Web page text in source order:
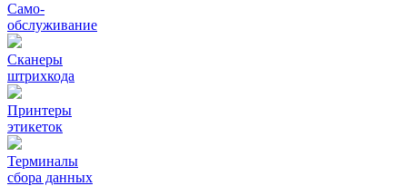
Само-
обслуживание
Сканеры
штрихкода
Принтеры
этикеток
Терминалы
сбора данных